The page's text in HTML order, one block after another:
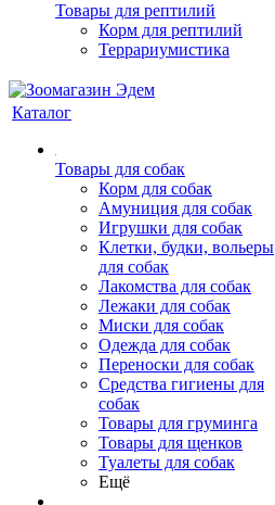
Товары для рептилий
Корм для рептилий
Террариумистика
Каталог
Товары для собак
Корм для собак
Амуниция для собак
Игрушки для собак
Клетки, будки, вольеры
для собак
Лакомства для собак
Лежаки для собак
Миски для собак
Одежда для собак
Переноски для собак
Средства гигиены для
собак
Товары для груминга
Товары для щенков
Туалеты для собак
Ещё